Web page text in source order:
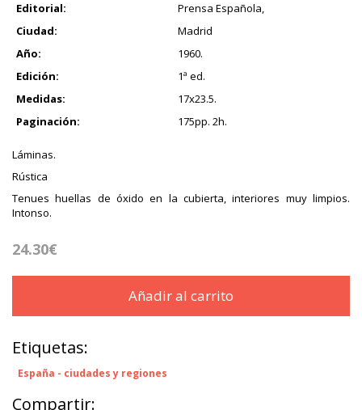
Editorial:
Prensa Española,
Ciudad:
Madrid
Año:
1960.
Edición:
1ª ed.
Medidas:
17x23.5.
Paginación:
175pp. 2h.
Láminas.
Rústica
Tenues huellas de óxido en la cubierta, interiores muy limpios.
Intonso.
24.30€
Añadir al carrito
Etiquetas:
España - ciudades y regiones
Compartir: